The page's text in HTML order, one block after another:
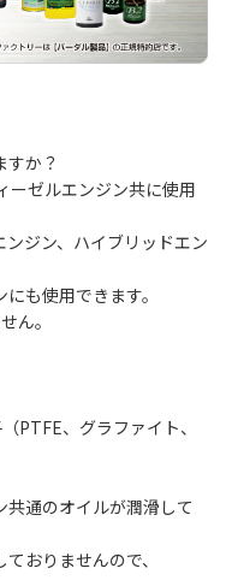
すか？
ーゼルエンジン共に使用
ジン、ハイブリッドエン
も使用できます。
ん。
PTFE、グラファイト、
通のオイルが潤滑して
おりませんので、